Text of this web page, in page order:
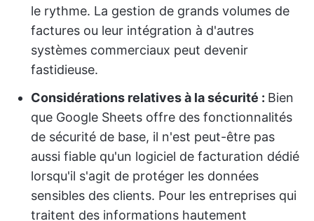
le rythme. La gestion de grands volumes de
factures ou leur intégration à d'autres
systèmes commerciaux peut devenir
fastidieuse.
Considérations relatives à la sécurité : Bien
que Google Sheets offre des fonctionnalités
de sécurité de base, il n'est peut-être pas
aussi fiable qu'un logiciel de facturation dédié
lorsqu'il s'agit de protéger les données
sensibles des clients. Pour les entreprises qui
traitent des informations hautement